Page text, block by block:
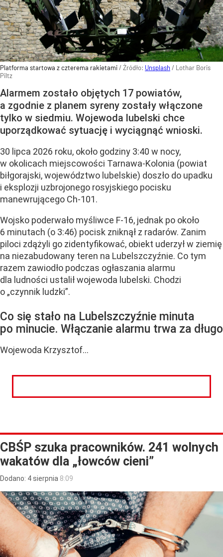
Platforma startowa z czterema rakietami/ Źródło: Unsplash / Lothar Boris
Piltz
Alarmem zostało objętych 17 powiatów,
a zgodnie z planem syreny zostały włączone
tylko w siedmiu. Wojewoda lubelski chce
uporządkować sytuację i wyciągnąć wnioski.
30 lipca 2026 roku, około godziny 3:40 w nocy,
w okolicach miejscowości Tarnawa-Kolonia (powiat
biłgorajski, województwo lubelskie) doszło do upadku
i eksplozji uzbrojonego rosyjskiego pocisku
manewrującego Ch-101.
Wojsko poderwało myśliwce F-16, jednak po około
6 minutach (o 3:46) pocisk zniknął z radarów. Zanim
piloci zdążyli go zidentyfikować, obiekt uderzył w ziemię
na niezabudowany teren na Lubelszczyźnie. Co tym
razem zawiodło podczas ogłaszania alarmu
dla ludności ustalił wojewoda lubelski. Chodzi
o „czynnik ludzki”.
Co się stało na Lubelszczyźnie minuta
po minucie. Włączanie alarmu trwa za długo
Wojewoda Krzysztof...
CBŚP szuka pracowników. 241 wolnych
wakatów dla „łowców cieni”
Dodano: 4sierpnia 8:09